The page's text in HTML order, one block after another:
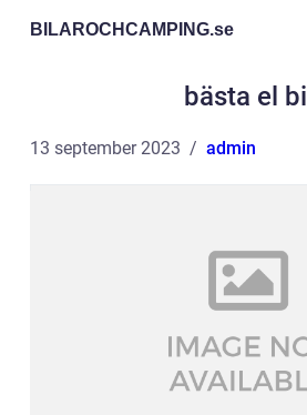
BILAROCHCAMPING.se
bästa el bil
13 september 2023 admin